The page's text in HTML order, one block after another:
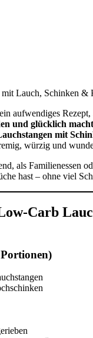
Lauch, Schinken &
aufwendiges Rezept,
und glücklich macht
mit
würzig und
als Familienessen
hast – ohne viel
Carb